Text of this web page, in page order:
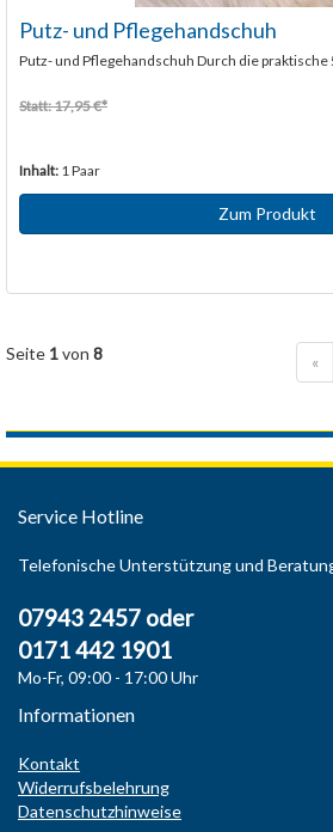
Putz- und Pflegehandschuh
Putz- und Pflegehandschuh Durch die praktische
Statt: 17,95 €*
Inhalt: 1 Paar
Zum Produkt
Seite 1von 8 «
Service Hotline
Telefonische Unterstützung und
07943 2457 oder
0171 442 1901
Mo-Fr, 09:00 - 17:00 Uhr
Informationen
Kontakt
Widerrufsbelehrung
Datenschutzhinweise